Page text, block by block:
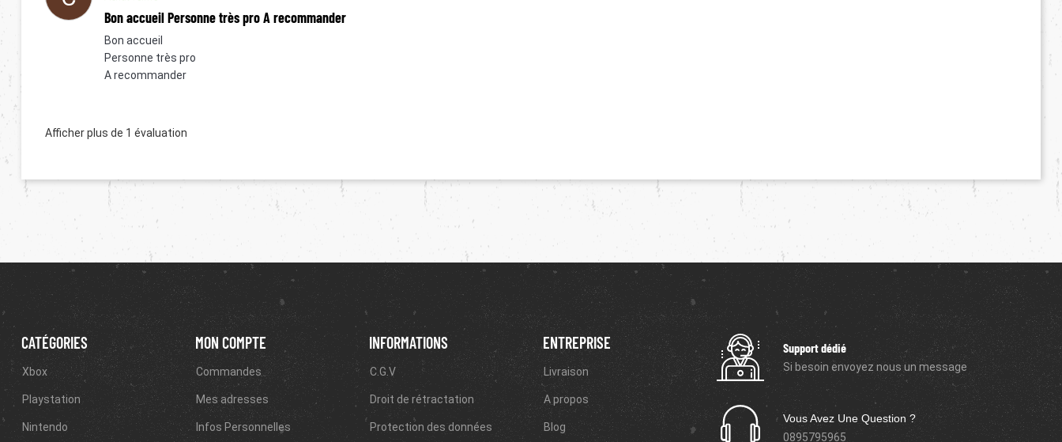
Bon accueil Personne très pro A recommander
Bon accueil
Personne très pro
A recommander
Afficher plus de 1 évaluation
CATÉGORIES
Xbox
Playstation
Nintendo
MON COMPTE
Commandes
Mes adresses
Infos Personnelles
INFORMATIONS
C.G.V
Droit de rétractation
Protection des données
ENTREPRISE
Livraison
A propos
Blog
Support dédié
Si besoin envoyez nous un message
Vous Avez Une Question ?
0895795965